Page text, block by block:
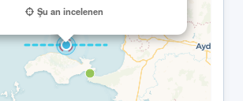
Şu an incelenen